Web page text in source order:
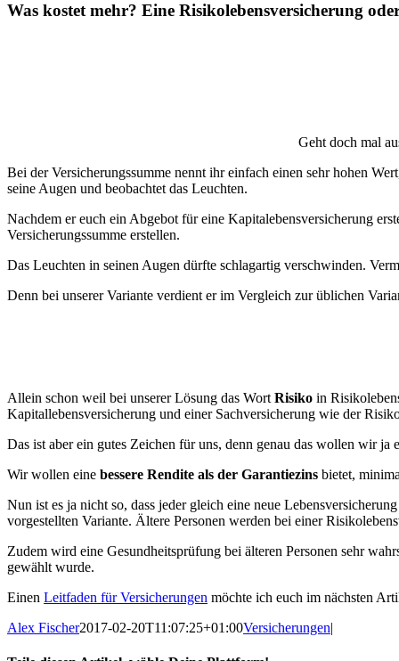
Was kostet mehr? Eine Risikolebensversicherung
Geht doch mal
Bei der Versicherungssumme nennt ihr einfach einen sehr hohen
seine Augen und beobachtet das Leuchten.
Nachdem er euch ein Abgebot für eine Kapitalebensversicherung
Versicherungssumme erstellen.
Das Leuchten in seinen Augen dürfte schlagartig verschwinden.
Denn bei unserer Variante verdient er im Vergleich zur üblichen
Allein schon weil bei unserer Lösung das Wort Risiko in
Kapitallebensversicherung und einer Sachversicherung wie der
Das ist aber ein gutes Zeichen für uns, denn genau das wollen wir
Wir wollen eine bessere Rendite als der Garantiezins bietet,
Nun ist es ja nicht so, dass jeder gleich eine neue
vorgestellten Variante. Ältere Personen werden bei einer
Zudem wird eine Gesundheitsprüfung bei älteren Personen sehr
gewählt wurde.
Einen Leitfaden für Versicherungen möchte ich euch im nächsten
Alex Fischer2017-02-20T11:07:25+01:00Versicherungen|